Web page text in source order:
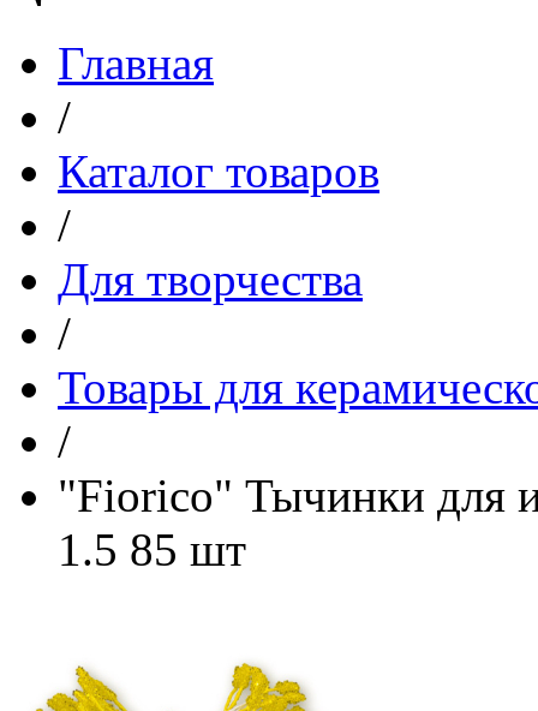
Главная
/
Каталог товаров
/
Для творчества
/
Товары для
/
"Fiorico" Тычинки для
1.5 85 шт